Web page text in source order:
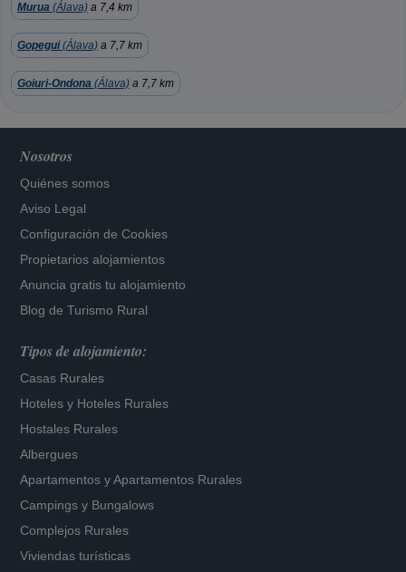
Murua (Álava) a 7,4 km
Gopegui(Álava) a 7,7 km
Goiuri-Ondona (Álava) a 7,7 km
Nosotros
Quiénes somos
Aviso Legal
Configuración de Cookies
Propietarios alojamientos
Anuncia gratis tu alojamiento
Blog de Turismo Rural
Tipos de alojamiento:
Casas Rurales
Hoteles y Hoteles Rurales
Hostales Rurales
Albergues
Apartamentos yApartamentos Rurales
Campings y Bungalows
Complejos Rurales
Viviendas turísticas